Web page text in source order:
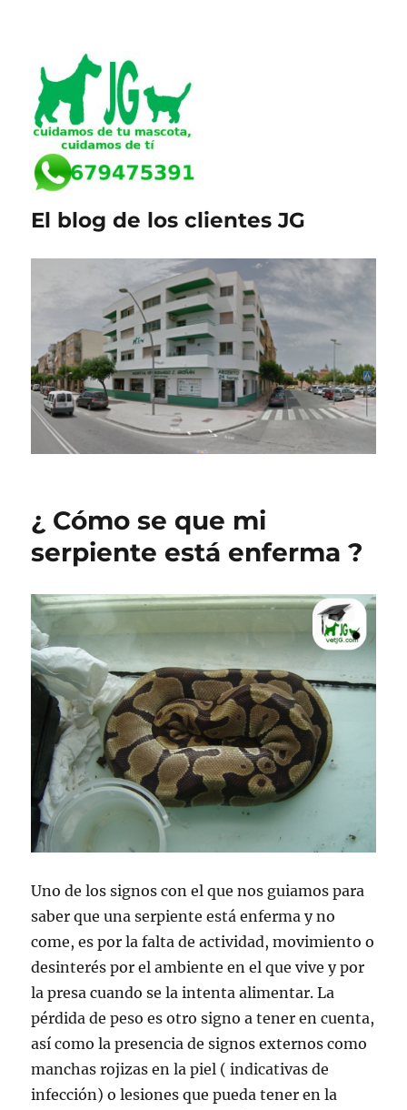
El blog de los clientes JG
¿ Cómo se que mi
serpiente está enferma ?
Uno de los signos con el que nos guiamos para
saber que una serpiente está enferma y no
come, es por la falta de actividad, movimiento o
desinterés por el ambiente en el que vive y por
la presa cuando se la intenta alimentar. La
pérdida de peso es otro signo a tener en cuenta,
así como la presencia de signos externos como
manchas rojizas en la piel ( indicativas de
infección) o lesiones que pueda tener en la